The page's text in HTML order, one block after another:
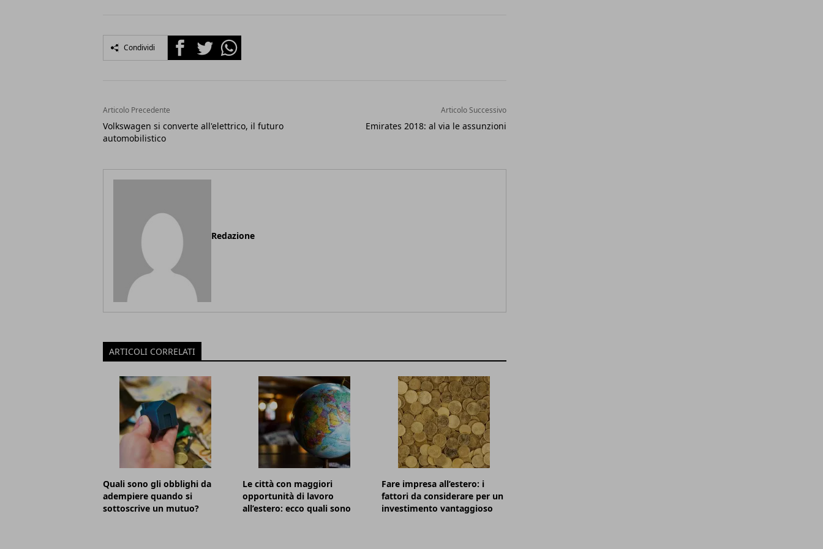
Condividi FacebookTwitterWhatsapp
Articolo Precedente
Volkswagen si converte all'elettrico, il futuro
automobilistico
Articolo Successivo
Emirates 2018: al via le assunzioni
Redazione
ARTICOLI CORRELATI
Quali sono gli obblighi da
adempiere quando si
sottoscrive un mutuo?
Le città con maggiori
opportunità di lavoro
all’estero: ecco quali sono
Fare impresa all’estero: i
fattori da considerare per un
investimento vantaggioso